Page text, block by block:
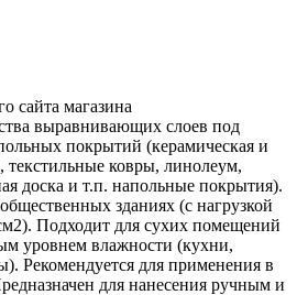
сайта магазина
выравнивающих слоев под
покрытий (керамическая и
текстильные ковры, линолеум,
доска и т.п. напольные покрытия).
зданиях (с нагрузкой
Подходит для сухих помещений
уровнем влажности (кухни,
Рекомендуется для применения в
для нанесения ручным и